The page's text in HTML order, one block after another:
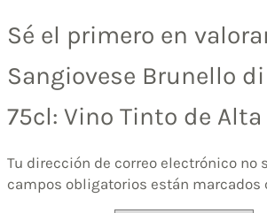
Sé el primero en
Sangiovese Brunello
75cl: Vino Tinto de Alta
Tu dirección de correo electrónico no
campos obligatorios están marcados